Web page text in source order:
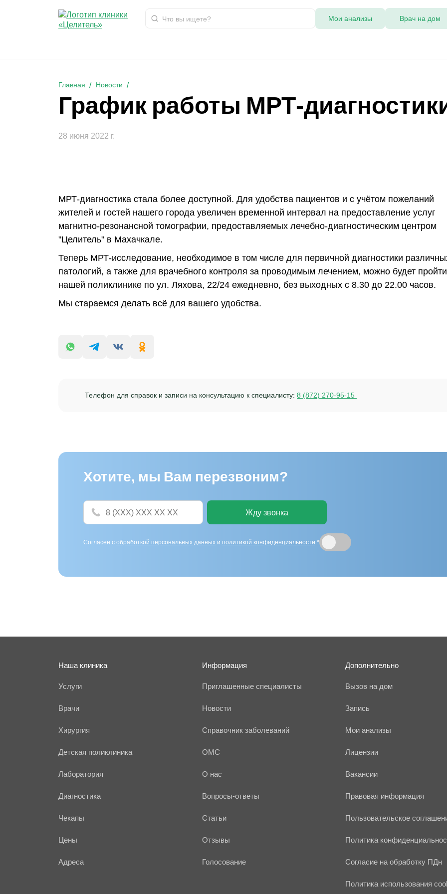
Мои анализы Врач на дом
Главная Новости
График работы МРТ-диагностики
График работы МРТ-
28 июня 2022 г.
МРТ-диагностика стала более доступной. Для удобства пациентов и с учётом пожеланий
жителей и гостей нашего города увеличен временной интервал на предоставление услуг
магнитно-резонансной томографии, предоставляемых лечебно-диагностическим центром
"Целитель" в Махачкале.
Теперь МРТ-исследование, необходимое в том числе для первичной диагностики
патологий, а также для врачебного контроля за проводимым лечением, можно будет
нашей поликлинике по ул. Ляхова, 22/24 ежедневно, без выходных с 8.30 до 22.00 часов.
Мы стараемся делать всё для вашего удобства.
Телефон для справок и записи на консультацию к специалисту: 8 (872) 270-95-15
Хотите, мы Вам перезвоним?
Жду звонка
Согласен с обработкой персональных данных и политикой конфиденциальности *
Наша клиника
Услуги
Врачи
Хирургия
Детская поликлиника
Лаборатория
Диагностика
Чекапы
Цены
Адреса
Информация
Приглашенные специалисты
Новости
Справочник заболеваний
ОМС
О нас
Вопросы-ответы
Статьи
Отзывы
Голосование
Дополнительно
Вызов на дом
Запись
Мои анализы
Лицензии
Вакансии
Правовая информация
Пользовательское
Политика
Согласие на обработку ПДн
Политика использования